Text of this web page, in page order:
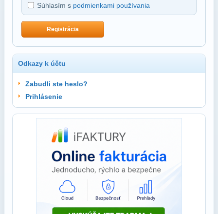
Súhlasím s podmienkami používania
Registrácia
Odkazy k účtu
Zabudli ste heslo?
Prihlásenie